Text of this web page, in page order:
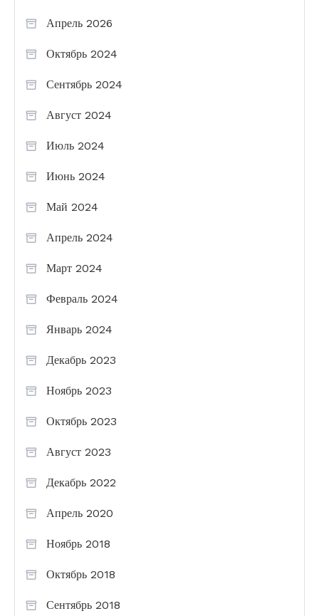
Апрель 2026
Октябрь 2024
Сентябрь 2024
Август 2024
Июль 2024
Июнь 2024
Май 2024
Апрель 2024
Март 2024
Февраль 2024
Январь 2024
Декабрь 2023
Ноябрь 2023
Октябрь 2023
Август 2023
Декабрь 2022
Апрель 2020
Ноябрь 2018
Октябрь 2018
Сентябрь 2018